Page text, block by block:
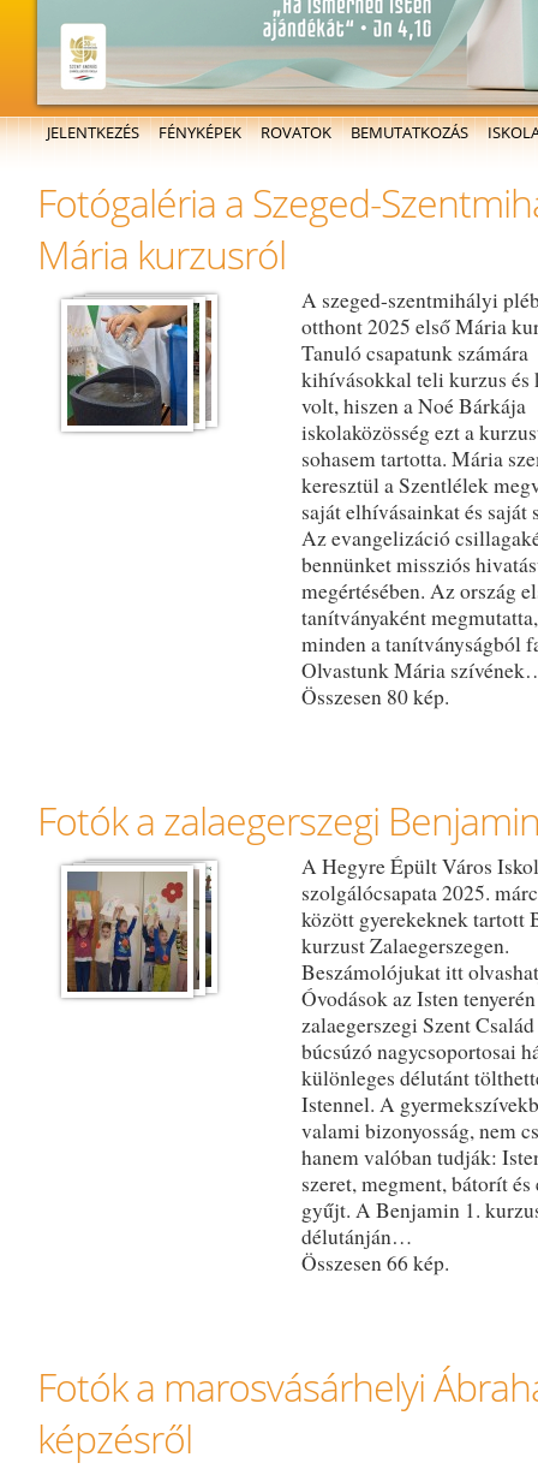
Főmenü
JELENTKEZÉS FÉNYKÉPEK ROVATOK BEMUTATKOZÁS
Fotógaléria a Szeged-
Mária kurzusról
A szeged-szentmihályi
otthont 2025 első Mária
Tanuló csapatunk számára
kihívásokkal teli kurzus és
volt, hiszen a Noé Bárkája
iskolaközösség ezt a
sohasem tartotta. Mária
keresztül a Szentlélek
saját elhívásainkat és saját
Az evangelizáció
bennünket missziós
megértésében. Az ország
tanítványaként
minden a tanítványságból
Olvastunk Mária
Összesen 80 kép.
Fotók a zalaegerszegi
A Hegyre Épült Város
szolgálócsapata 2025.
között gyerekeknek tartott
kurzust Zalaegerszegen.
Beszámolójukat itt
Óvodások az Isten
zalaegerszegi Szent
búcsúzó nagycsoportosai
különleges délutánt
Istennel. A
valami bizonyosság, nem
hanem valóban tudják:
szeret, megment, bátorít és
gyűjt. A Benjamin 1.
délutánján…
Összesen 66 kép.
Fotók a marosvásárhelyi
képzésről